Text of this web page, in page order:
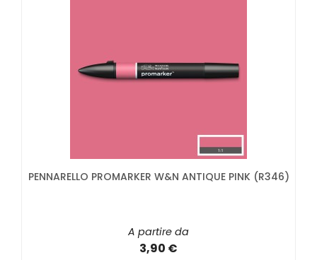
PENNARELLO PROMARKER W&N ANTIQUE PINK (R346)
A partire da
3,90 €